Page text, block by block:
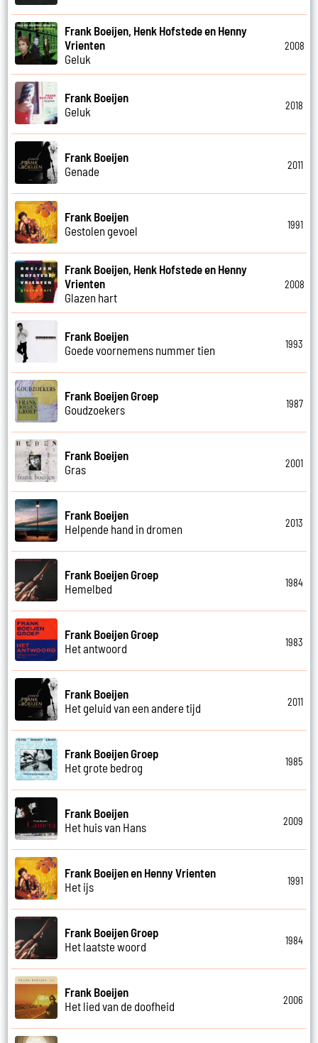
Frank Boeijen, Henk Hofstede en Henny
Vrienten
Geluk
2008
Frank Boeijen
Geluk
2018
Frank Boeijen
Genade
2011
Frank Boeijen
Gestolen gevoel
1991
Frank Boeijen, Henk Hofstede en Henny
Vrienten
Glazen hart
2008
Frank Boeijen
Goede voornemens nummer tien
1993
Frank Boeijen Groep
Goudzoekers
1987
Frank Boeijen
Gras
2001
Frank Boeijen
Helpende hand in dromen
2013
Frank Boeijen Groep
Hemelbed
1984
Frank Boeijen Groep
Het antwoord
1983
Frank Boeijen
Het geluid van een andere tijd
2011
Frank Boeijen Groep
Het grote bedrog
1985
Frank Boeijen
Het huis van Hans
2009
Frank Boeijen en Henny Vrienten
Het ijs
1991
Frank Boeijen Groep
Het laatste woord
1984
Frank Boeijen
Het lied van de doofheid
2006